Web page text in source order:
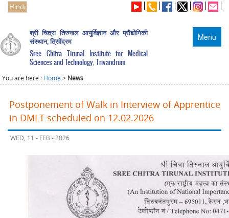
Hindi
Menu
श्री चित्रा तिरुनाल आयुर्विज्ञान और प्रौद्योगिकी
संस्थान, त्रिवेंद्रम
Sree Chitra Tirunal Institute for Medical
Sciences and Technology, Trivandrum
You are here : Home > News
Postponement of Walk in Interview of Apprentice
in DMLT scheduled on 12.02.2026
WED, 11 - FEB - 2026